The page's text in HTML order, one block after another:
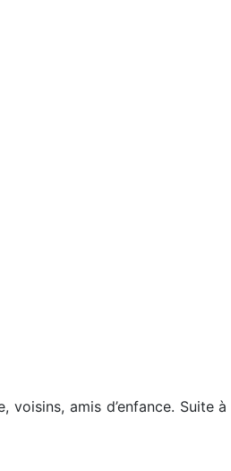
voisins, amis d’enfance. Suite